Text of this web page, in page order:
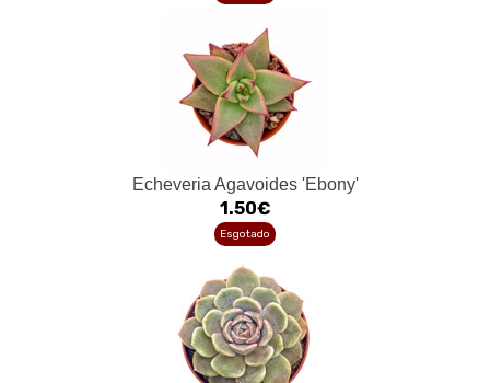
Echeveria Agavoides 'Ebony'
1.50€
Esgotado